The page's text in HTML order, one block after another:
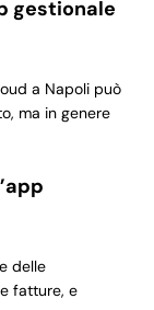
gestionale
a Napoli può
ma in genere
delle
fatture, e